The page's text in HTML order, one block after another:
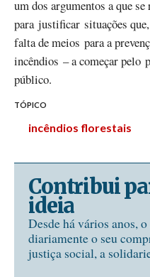
um dos argumentos a que
para justificar situações
falta de meios para a
incêndios – a começar pelo
público.
TÓPICO
incêndios florestais
Contribui
ideia
Desde há vários anos,
diariamente o seu
justiça social, a